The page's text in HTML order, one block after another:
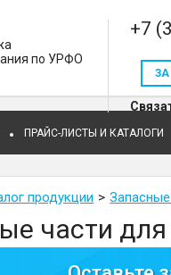
по УРФО
+7
ПРАЙС-ЛИСТЫ И КАТАЛОГИ
продукции
части для